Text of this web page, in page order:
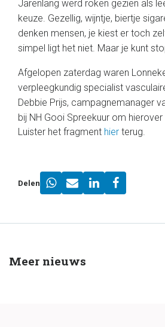
Jarenlang werd roken gezien als
keuze. Gezellig, wijntje, biertje
denken mensen, je kiest er toch
simpel ligt het niet. Maar je kunt
Afgelopen zaterdag waren
verpleegkundig specialist
Debbie Prijs, campagnemanager
bij NH Gooi Spreekuur om
Luister het fragment hier terug.
Delen
Meer nieuws